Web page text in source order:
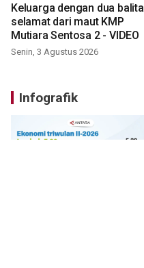
Keluarga dengan dua balita
selamat dari maut KMP
Mutiara Sentosa 2 - VIDEO
Senin, 3 Agustus 2026
Infografik